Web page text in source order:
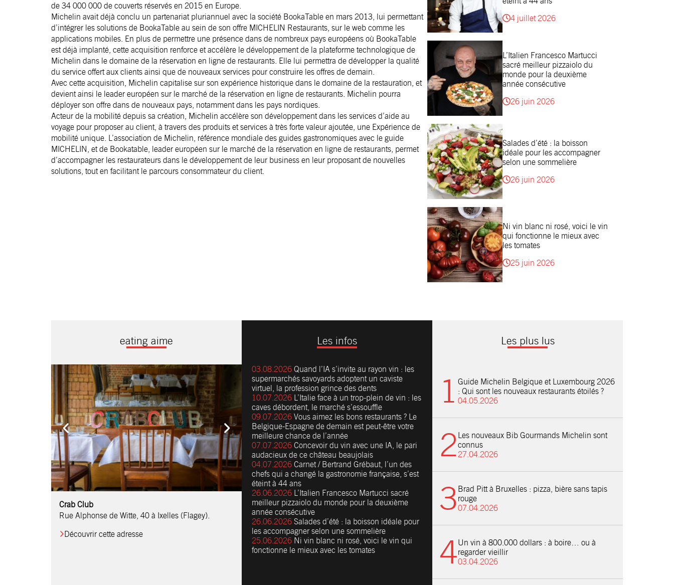
de 34 000 000 de couverts réservés en 2015 en Europe.
Michelin avait déjà conclu un partenariat pluriannuel avec la société BookaTable en mars 2013, lui permettant
d’intégrer les solutions de BookaTable au sein de son offre MICHELIN Restaurants, sur le web comme les
applications mobiles. En plus de permettre une présence dans de nombreux pays européens où BookaTable
est déjà implanté, cette acquisition renforce et accélère le développement de la plateforme technologique de
Michelin dans le domaine de la réservation en ligne de restaurants. Elle lui permettra de développer la qualité
du service offert aux clients ainsi que de nouveaux services pour construire les offres de demain.
Avec cette acquisition, Michelin capitalise sur son expérience historique dans le domaine de la restauration, et
devient ainsi le leader européen sur le marché de la réservation en ligne de restaurants. Michelin pourra
déployer son offre dans de nouveaux pays, notamment dans les pays nordiques.
Acteur de la mobilité depuis sa création, Michelin accélère son développement dans les services d’aide au
voyage pour proposer au client, à travers des produits et services à très forte valeur ajoutée, une Expérience de
mobilité unique. L’association de Michelin, référence mondiale des guides gastronomiques avec le guide
MICHELIN, et de Bookatable, leader européen sur le marché de la réservation en ligne de restaurants, permet
d’accompagner les restaurateurs dans le développement de leur business en leur proposant de nouvelles
solutions, tout en facilitant le parcours consommateur du client.
4 juillet 2026
L’Italien Francesco Martucci
sacré meilleur pizzaiolo du
monde pour la deuxième
année consécutive
26 juin 2026
Salades d’été : la boisson
idéale pour les accompagner
selon une sommelière
26 juin 2026
Ni vin blanc ni rosé, voici le vin
qui fonctionne le mieux avec
les tomates
25 juin 2026
eating aime
Comptoir Chouchou
Crab Club
Rue Alphonse de Witte, 40 à Ixelles (Flagey).
Découvrir cette adresse
OM Restaurant
Table & Comptoir
Le Relais d’Orti
Studio 97
Löctave Restaurant
F-eat Restaurant
L’Art des Mets
Restaurant Harmonie
La Table de Jean
Les infos
03.08.2026 Quand l’IA s’invite au rayon vin : les
supermarchés savoyards adoptent un caviste
virtuel, la profession grince des dents
10.07.2026 L’Italie face à un trop-plein de vin : les
caves débordent, le marché s’essouffle
09.07.2026 Vous aimez les bons restaurants ? Le
Belgique-Espagne de demain est peut-être votre
meilleure chance de l’année
07.07.2026 Concevoir du vin avec une IA, le pari
audacieux de ce château beaujolais
04.07.2026 Carnet / Bertrand Grébaut, l’un des
chefs qui a changé la gastronomie française, s’est
éteint à 44 ans
26.06.2026 L’Italien Francesco Martucci sacré
meilleur pizzaiolo du monde pour la deuxième
année consécutive
26.06.2026 Salades d’été : la boisson idéale pour
les accompagner selon une sommelière
25.06.2026 Ni vin blanc ni rosé, voici le vin qui
fonctionne le mieux avec les tomates
Les plus lus
Guide Michelin Belgique et Luxembourg 2026
: Qui sont les nouveaux restaurants étoilés ?
04.05.2026
Les nouveaux Bib Gourmands Michelin sont
connus
27.04.2026
Brad Pitt à Bruxelles : pizza, bière sans tapis
rouge
07.04.2026
Un vin à 800.000 dollars : à boire… ou à
regarder vieillir
03.04.2026